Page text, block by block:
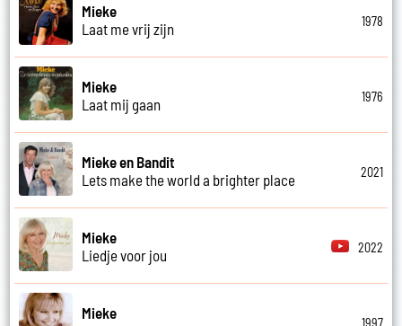
Mieke
Laat me vrij zijn
1978
Mieke
Laat mij gaan
1976
Mieke en Bandit
Lets make the world a brighter place
2021
Mieke
Liedje voor jou
2022
Mieke
1997